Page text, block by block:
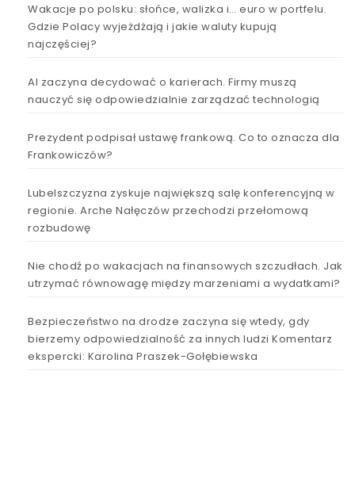
Wakacje po polsku: słońce, walizka i… euro w portfelu.
Gdzie Polacy wyjeżdżają i jakie waluty kupują
najczęściej?
AI zaczyna decydować o karierach. Firmy muszą
nauczyć się odpowiedzialnie zarządzać technologią
Prezydent podpisał ustawę frankową. Co to oznacza dla
Frankowiczów?
Lubelszczyzna zyskuje największą salę konferencyjną w
regionie. Arche Nałęczów przechodzi przełomową
rozbudowę
Nie chodź po wakacjach na finansowych szczudłach. Jak
utrzymać równowagę między marzeniami a wydatkami?
Bezpieczeństwo na drodze zaczyna się wtedy, gdy
bierzemy odpowiedzialność za innych ludzi Komentarz
ekspercki: Karolina Praszek-Gołębiewska